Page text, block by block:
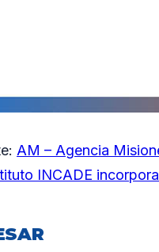
AM – Agencia
INCADE